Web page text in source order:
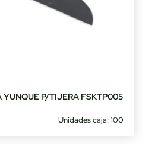
YUNQUE P/TIJERA FSKTP005
Unidades caja: 100